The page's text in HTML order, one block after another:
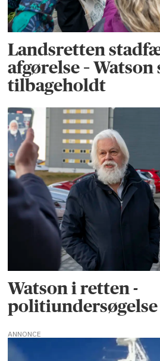
Landsretten
afgørelse – Watson
tilbageholdt
Watson i retten -
ANNONCE